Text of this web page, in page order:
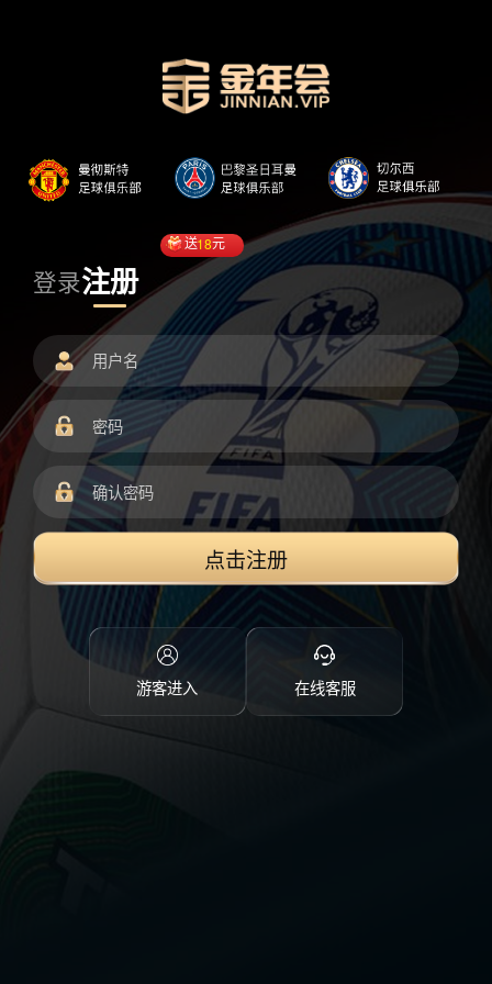
登录注册
送18元
点击注册
游客进入 在线客服